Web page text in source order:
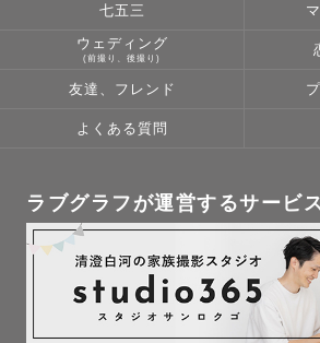
七五三
ウェディング
(前撮り、後撮り)
友達、フレンド
よくある質問
ラブグラフが運営するサービス